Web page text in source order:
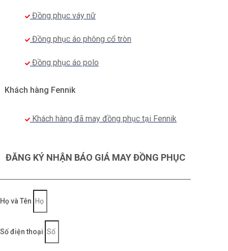
cả các khách hàng, doanh nghiệp
Đội ngũ tư vấn nhiệt tình, nhiều kinh nghiệm
Đồng phục váy nữ
Đồng phục áo phông cổ tròn
Đồng phục áo polo
Khách hàng Fennik
Khách hàng đã may đồng phục tại Fennik
ĐĂNG KÝ NHẬN BÁO GIÁ MAY ĐỒNG PHỤC
Họ và Tên
Số điện thoại